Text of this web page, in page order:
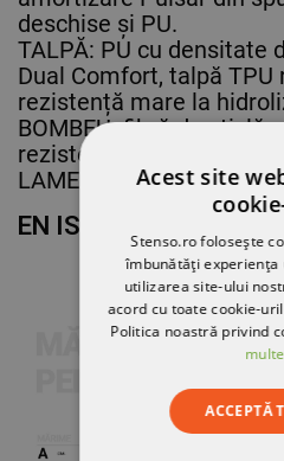
deschise și PU.
TALPĂ: PU cu densitate
Dual Comfort, talpă TPU
rezistență mare la
BOMBEU: fibră de sticlă
rezistent decât cel
LAMELĂ: Insert ultra-
EN ISO 20345:2022
Acest site
Stenso.ro folosește
îmbunătăți
utilizarea site-ului
acord cu toate cookie-
Politica noastră privind
multe
ACCEPTĂ